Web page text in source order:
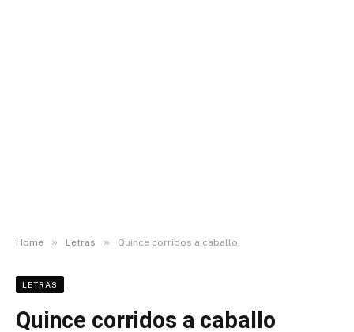
Home » Letras » Quince corridos a caballo
LETRAS
Quince corridos a caballo